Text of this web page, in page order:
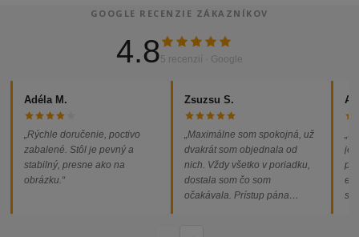
GOOGLE RECENZIE ZÁKAZNÍKOV
4.85 recenzií · Google
Adéla M.
„Rýchle doručenie, poctivo
zabalené. Stôl je pevný a
stabilný, presne ako na
obrázku.“
Zsuzsu S.
„Maximálne som spokojná, už
dvakrát som objednala od
nich. Vždy všetko v poriadku,
dostala som čo som
očakávala. Prístup pána